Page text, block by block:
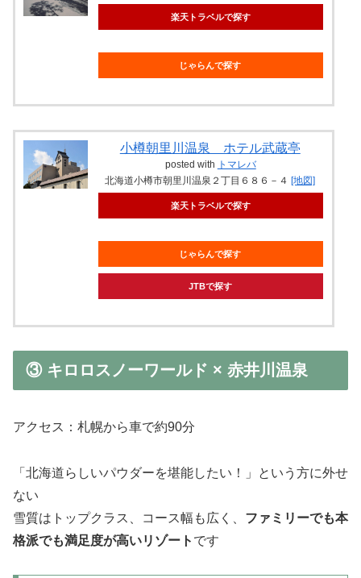
楽天トラベルで探す
じゃらんで探す
小樽朝里川温泉 ホテル武蔵亭
posted with トマレバ
北海道小樽市朝里川温泉２丁目６８６－４[地図]
楽天トラベルで探す
じゃらんで探す
JTBで探す
③ キロロスノーワールド × 赤井川温泉
アクセス：札幌から車で約90分
「北海道らしいパウダーを堪能したい！」という方に外せ
ない
雪質はトップクラス、コース幅も広く、 ファミリーでも本
格派でも満足度が高いリゾート です